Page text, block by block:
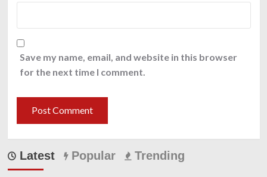
Save my name, email, and website in this browser
for the next time I comment.
Latest Popular Trending